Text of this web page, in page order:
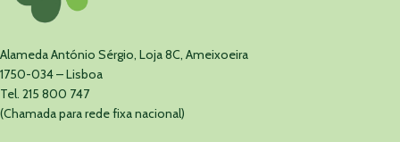
Alameda António Sérgio, Loja 8C, Ameixoeira
1750-034 – Lisboa
Tel. 215 800 747
(Chamada para rede fixa nacional)